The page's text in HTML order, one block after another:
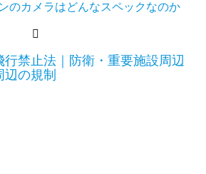
のカメラはどんなスペックなのか
行禁止法｜防衛・重要施設周辺
の規制